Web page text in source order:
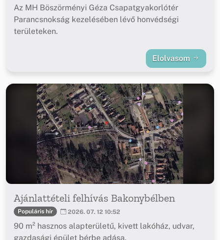
Az MH Böszörményi Géza Csapatgyakorlótér
Parancsnokság kezelésében lévő honvédségi
területeken.
Elolvasom
Ajánlattételi felhívás Bakonybélben
Populáris hír 2026. 07. 12 10:52
90 m² hasznos alapterületű, kivett lakóház, udvar,
gazdasági épület bérbe adása.